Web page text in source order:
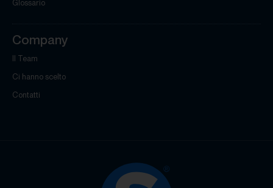
Glossario
Company
Il Team
Ci hanno scelto
Contatti